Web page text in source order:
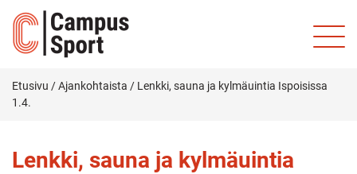
Etusivu /Ajankohtaista / Lenkki, sauna ja kylmäuintia Ispoisissa
1.4.
Lenkki, sauna ja kylmäuintia